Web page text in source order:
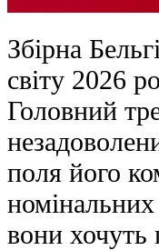
Збірна
світу 2026
Головний
поля його
вони хочуть